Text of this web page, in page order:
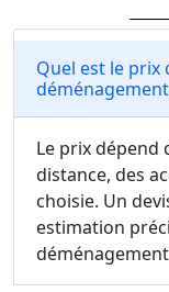
Quel est le prix
Le prix dépend
distance, des
choisie. Un
estimation